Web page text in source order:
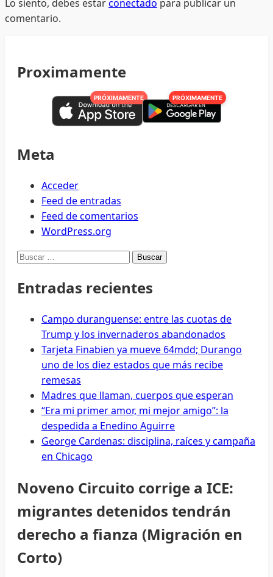
Lo siento, debes estarconectado para publicar un
comentario.
Proximamente
PRÓXIMAMENTE PRÓXIMAMENTE
Meta
Acceder
Feed de entradas
Feed de comentarios
WordPress.org
Buscar:
Entradas recientes
Campo duranguense: entre las cuotas de
Trump y los invernaderos abandonados
Tarjeta Finabien ya mueve 64mdd; Durango
uno de los diez estados que más recibe
remesas
Madres que llaman, cuerpos que esperan
“Era mi primer amor, mi mejor amigo”: la
despedida a Enedino Aguirre
George Cardenas: disciplina, raíces y campaña
en Chicago
Noveno Circuito corrige a ICE:
migrantes detenidos tendrán
derecho a fianza (Migración en
Corto)